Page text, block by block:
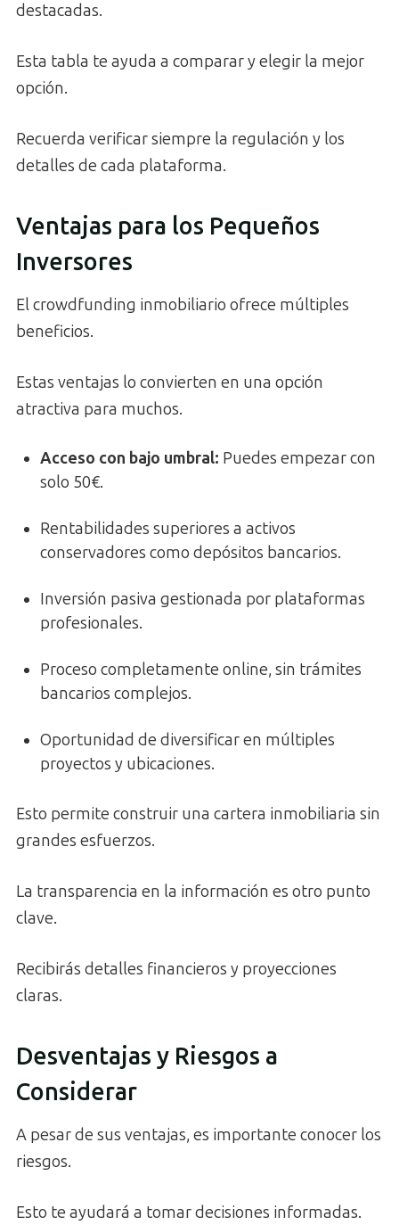
destacadas.
Esta tabla te ayuda a comparar y elegir la mejor
opción.
Recuerda verificar siempre la regulación y los
detalles de cada plataforma.
Ventajas para los Pequeños
Inversores
El crowdfunding inmobiliario ofrece múltiples
beneficios.
Estas ventajas lo convierten en una opción
atractiva para muchos.
Acceso con bajo umbral: Puedes empezar con
solo 50€.
Rentabilidades superiores a activos
conservadores como depósitos bancarios.
Inversión pasiva gestionada por plataformas
profesionales.
Proceso completamente online, sin trámites
bancarios complejos.
Oportunidad de diversificar en múltiples
proyectos y ubicaciones.
Esto permite construir una cartera inmobiliaria sin
grandes esfuerzos.
La transparencia en la información es otro punto
clave.
Recibirás detalles financieros y proyecciones
claras.
Desventajas y Riesgos a
Considerar
A pesar de sus ventajas, es importante conocer los
riesgos.
Esto te ayudará a tomar decisiones informadas.